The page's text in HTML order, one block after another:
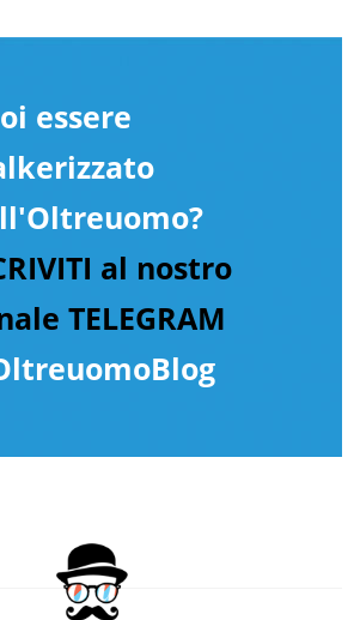
essere
al nostro
TELEGRAM